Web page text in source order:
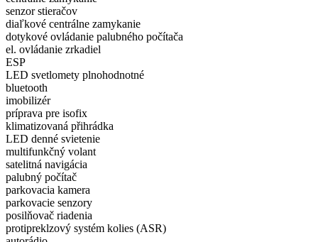
senzor stieračov
diaľkové centrálne zamykanie
dotykové ovládanie palubného počítača
el. ovládanie zrkadiel
ESP
LED svetlomety plnohodnotné
bluetooth
imobilizér
príprava pre isofix
klimatizovaná přihrádka
LED denné svietenie
multifunkčný volant
satelitná navigácia
palubný počítač
parkovacia kamera
parkovacie senzory
posilňovač riadenia
protipreklzový systém kolies (ASR)